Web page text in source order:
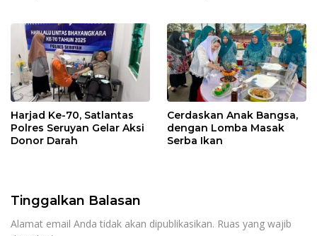
Etika Hukum Pendidikan
Harjad Ke-70, Satlantas
Polres Seruyan Gelar Aksi
Donor Darah
Cerdaskan Anak Bangsa,
dengan Lomba Masak
Serba Ikan
Tinggalkan Balasan
Alamat email Anda tidak akan dipublikasikan. Ruas yang wajib